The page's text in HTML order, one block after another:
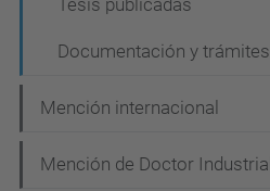
Tesis publicadas
Documentación y trámites
Mención internacional
Mención de Doctor Industrial